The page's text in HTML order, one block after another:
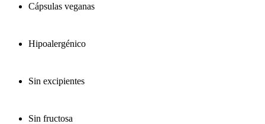
Cápsulas veganas
Hipoalergénico
Sin excipientes
Sin fructosa